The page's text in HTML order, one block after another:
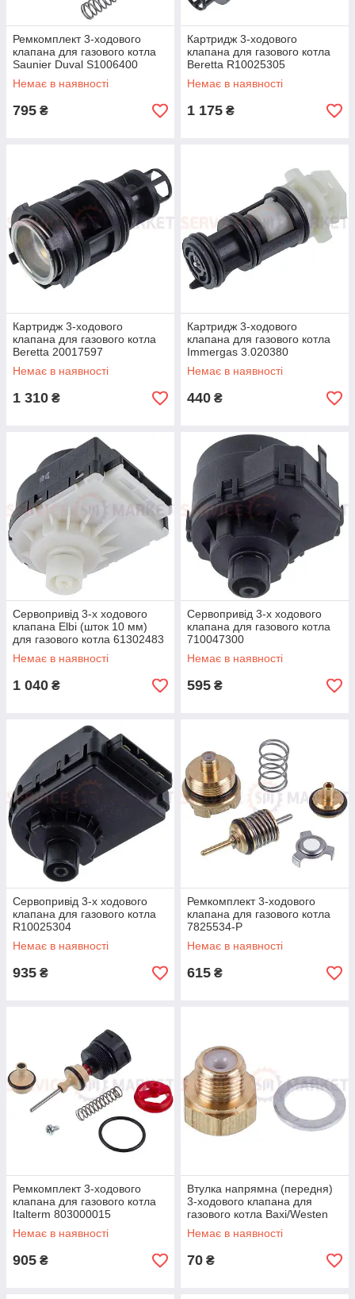
Ремкомплект 3-ходового
клапана для газового котла
Saunier Duval S1006400
Немає в наявності
795 ₴
Картридж 3-ходового
клапана для газового котла
Beretta R10025305
Немає в наявності
1 175 ₴
Картридж 3-ходового
клапана для газового котла
Beretta 20017597
Немає в наявності
1 310 ₴
Картридж 3-ходового
клапана для газового котла
Immergas 3.020380
Немає в наявності
440 ₴
Сервопривід 3-х ходового
клапана Elbi (шток 10 мм)
для газового котла 61302483
Немає в наявності
1 040 ₴
Сервопривід 3-х ходового
клапана для газового котла
710047300
Немає в наявності
595 ₴
Сервопривід 3-х ходового
клапана для газового котла
R10025304
Немає в наявності
935 ₴
Ремкомплект 3-ходового
клапана для газового котла
7825534-Р
Немає в наявності
615 ₴
Ремкомплект 3-ходового
клапана для газового котла
Italterm 803000015
Немає в наявності
905 ₴
Втулка напрямна (передня)
3-ходового клапана для
газового котла Baxi/Westen
5630250
Немає в наявності
70 ₴